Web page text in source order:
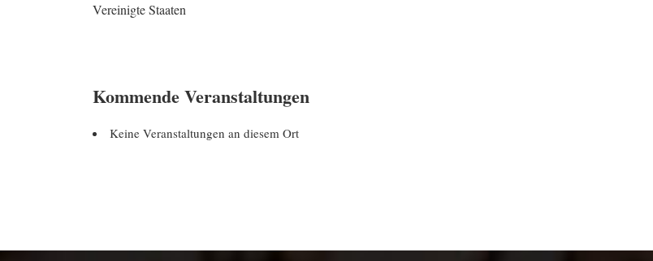
Vereinigte Staaten
Kommende Veranstaltungen
Keine Veranstaltungen an diesem Ort